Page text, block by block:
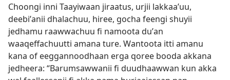
Choongi inni Taayiwaan jiraatus, urjii lakkaaʼuu,
deebiʼanii dhalachuu, hiree, gocha feengi shuyii
jedhamu raawwachuu fi namoota duʼan
waaqeffachuutti amana ture. Wantoota itti amanu
kana of eeggannoodhaan erga qoree booda akkana
jedheera: “Barumsawwanii fi duudhaawwan kun akka